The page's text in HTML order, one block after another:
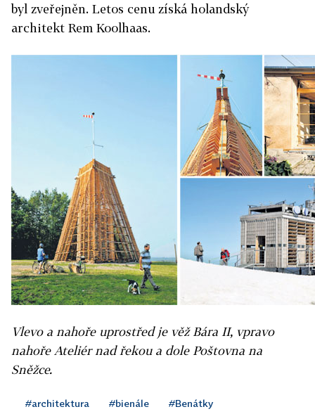
byl zveřejněn. Letos cenu získá holandský
architekt Rem Koolhaas.
Vlevo a nahoře uprostřed je věž Bára II, vpravo
nahoře Ateliér nad řekou a dole Poštovna na
Sněžce.
#architektura #bienále #Benátky